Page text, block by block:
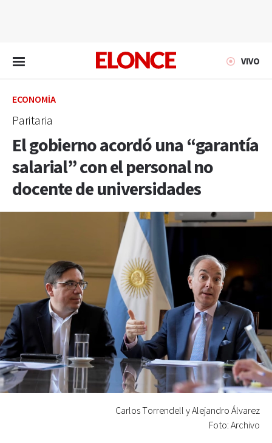
VIVO
ECONOMÍA
Paritaria
El gobierno acordó una “garantía
salarial” con el personal no
docente de universidades
Carlos Torrendell y Alejandro Álvarez
Foto: Archivo